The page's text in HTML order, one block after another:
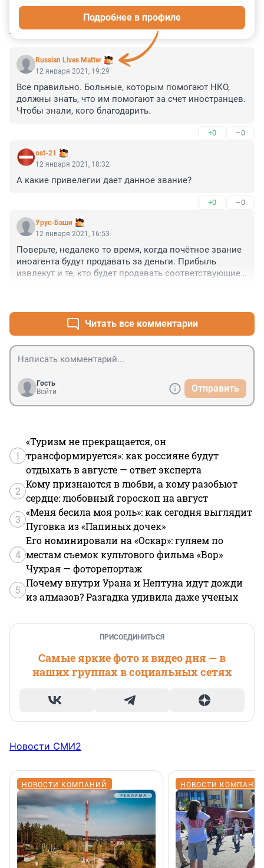
КОММЕНТАРИИ 6
Russian Lives Matter
Подробнее в профиле
12 января 2021, 19:29
Все правильно. Больные, которым помогают НКО,
должны знать, что им помогают за счет иностранцев.
Чтобы знали, кого благодарить.
+0 –0
ost-21
12 января 2021, 18:32
А какие привелегии дает данное звание?
+0 –0
Урус-Баши
12 января 2021, 16:53
Поверьте, недалеко то время, когда почётное звание
иноагента будут продавать за деньги. Прибыль
извлекут и те, кто будет продавать соответствующие
Читать все комментарии
Гость
Войти
Отправить
1
«Туризм не прекращается, он
трансформируется»: как россияне будут
отдыхать в августе — ответ эксперта
2
Кому признаются в любви, а кому разобьют
сердце: любовный гороскоп на август
3
«Меня бесила моя роль»: как сегодня выглядит
Пуговка из «Папиных дочек»
4
Его номинировали на «Оскар»: гуляем по
местам съемок культового фильма «Вор»
Чухрая — фоторепортаж
5
Почему внутри Урана и Нептуна идут дожди
из алмазов? Разгадка удивила даже ученых
ПРИСОЕДИНИТЬСЯ
Самые яркие фото и видео дня — в
наших группах в социальных сетях
Новости СМИ2
НОВОСТИ КОМПАНИЙ НОВОСТИ